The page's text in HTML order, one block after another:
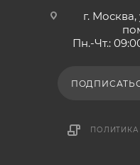
г. Москва,
Пн.-Чт.: